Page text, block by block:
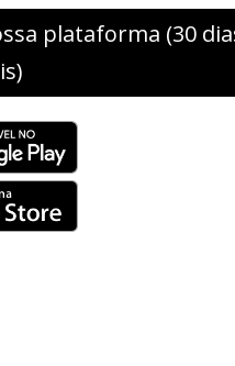
plataforma (30